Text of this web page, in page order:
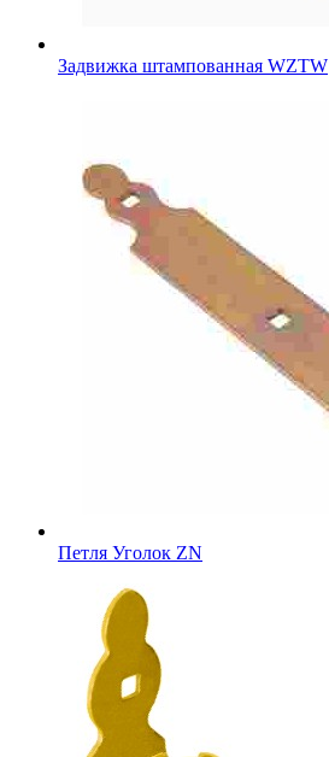
Задвижка штампованная WZTW
Петля Уголок ZN